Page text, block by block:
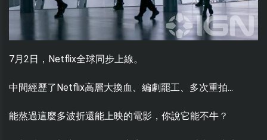
7月2日，Netflix全球同步上線。
中間經歷了Netflix高層大換血、編劇罷工、多次重拍...
能熬過這麼多波折還能上映的電影，你說它能不牛？